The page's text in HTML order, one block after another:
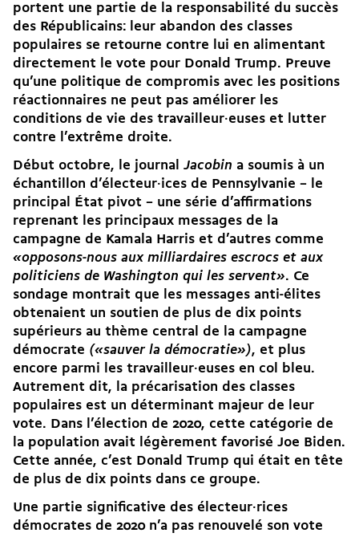
portent une partie de la responsabilité du succès
des Républicains: leur abandon des classes
populaires se retourne contre lui en alimentant
directement le vote pour Donald Trump. Preuve
qu’une politique de compromis avec les positions
réactionnaires ne peut pas améliorer les
conditions de vie des travailleur·euses et lutter
contre l’extrême droite.
Début octobre, le journal Jacobin a soumis à un
échan­tillon d’électeur·ices de Pennsylvanie – le
principal État pivot – une série d’affirmations
reprenant les principaux messages de la
campagne de Kamala Harris et d’autres comme
«opposons-nous aux milliardaires escrocs et aux
politiciens de Washington qui les servent». Ce
sondage montrait que les messages anti-­élites
obtenaient un soutien de plus de dix points
supérieurs au thème central de la campagne
démocrate («sauver la démocratie»), et plus
encore parmi les travailleur·euses en col bleu.
Autrement dit, la précarisation des classes
populaires est un déterminant majeur de leur
vote. Dans l’élection de 2020, cette catégorie de
la population avait légèrement favorisé Joe Biden.
Cette année, c’est Donald Trump qui était en tête
de plus de dix points dans ce groupe.
Une partie significative des électeur·rices
démocrates de 2020 n’a pas renouvelé son vote